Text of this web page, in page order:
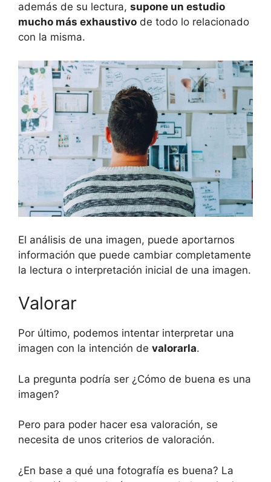
además de su lectura, supone un estudio
mucho más exhaustivo de todo lo relacionado
con la misma.
El análisis de una imagen, puede aportarnos
información que puede cambiar completamente
la lectura o interpretación inicial de una imagen.
Valorar
Por último, podemos intentar interpretar una
imagen con la intención de valorarla.
La pregunta podría ser ¿Cómo de buena es una
imagen?
Pero para poder hacer esa valoración, se
necesita de unos criterios de valoración.
¿En base a qué una fotografía es buena? La